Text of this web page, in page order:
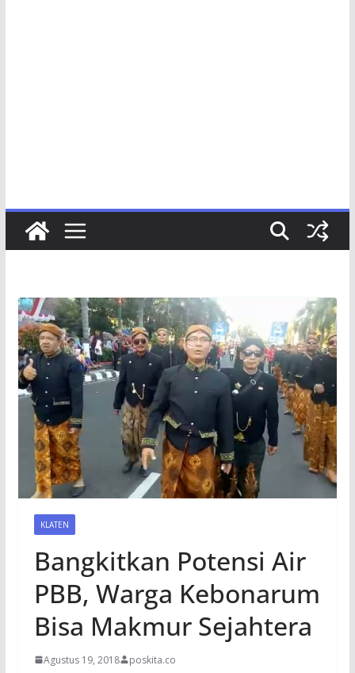
KLATEN
Bangkitkan Potensi Air
PBB, Warga Kebonarum
Bisa Makmur Sejahtera
Agustus 19, 2018 poskita.co